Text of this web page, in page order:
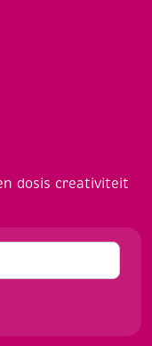
dosis creativiteit